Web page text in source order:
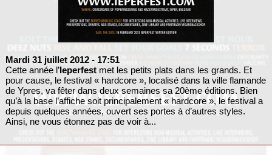
Mardi 31 juillet 2012 - 17:51
Cette année l’Ieperfestmet les petits plats dans les grands. Et
pour cause, le festival « hardcore », localisé dans la ville flamande
de Ypres, va fêter dans deux semaines sa 20ème éditions. Bien
qu’à la base l’affiche soit principalement « hardcore », le festival a
depuis quelques années, ouvert ses portes à d’autres styles.
Ainsi, ne vous étonnez pas de voir à...